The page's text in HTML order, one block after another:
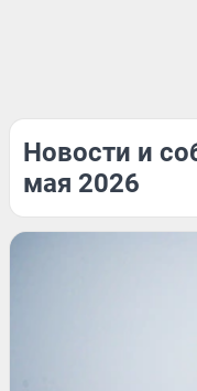
Новости и
мая 2026